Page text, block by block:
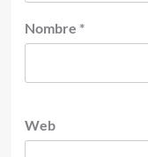
Nombre *
Web